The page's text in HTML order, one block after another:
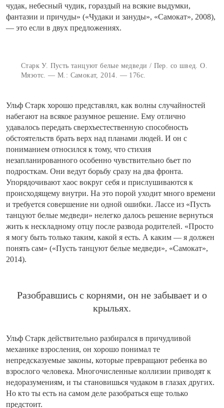
чудак, небесный чудик, гораздый на всякие выдумки,
фантазии и причуды» («Чудаки и зануды», «Самокат», 2008),
— это если в двух предложениях.
Старк У. Пусть танцуют белые медведи / Пер. со швед. О.
Мяэотс. — М.: Самокат, 2014. — 176с.
Ульф Старк хорошо представлял, как волны случайностей
набегают на всякое разумное решение. Ему отлично
удавалось передать сверхъестественную способность
обстоятельств брать верх над планами людей. И он с
пониманием относился к тому, что стихия
незапланированного особенно чувствительно бьет по
подросткам. Они ведут борьбу сразу на два фронта.
Упорядочивают хаос вокруг себя и прислушиваются к
происходящему внутри. На это порой уходит много времени
и требуется совершение ни одной ошибки. Лассе из «Пусть
танцуют белые медведи» нелегко далось решение вернуться
жить к нескладному отцу после развода родителей. «Просто
я могу быть только таким, какой я есть. А каким — я должен
понять сам» («Пусть танцуют белые медведи», «Самокат»,
2014).
Разобравшись с корнями, он не забывает и о
крыльях.
Ульф Старк действительно разбирался в причудливой
механике взросления, он хорошо понимал те
непредсказуемые законы, которые превращают ребенка во
взрослого человека. Многочисленные коллизии приводят к
недоразумениям, и ты становишься чудаком в глазах других.
Но кто ты есть на самом деле разобраться еще только
предстоит.